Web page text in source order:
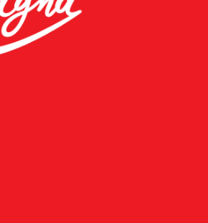
di Riviera di Rimini
di Riviera di Rimini
di Riviera di Rimini